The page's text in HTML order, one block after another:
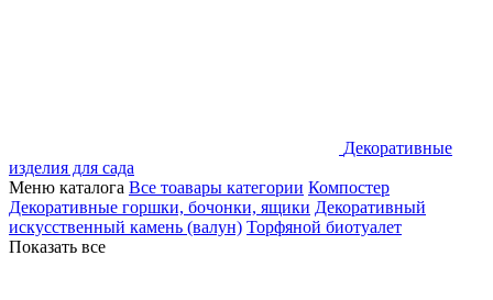
Декоративные
изделия для сада
Меню каталога Все тоавары категории Компостер
Декоративные горшки, бочонки, ящики Декоративный
искусственный камень (валун) Торфяной биотуалет
Показать все